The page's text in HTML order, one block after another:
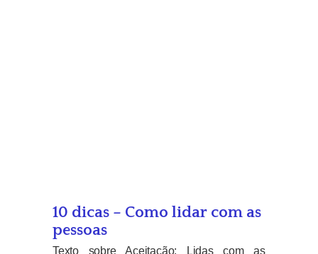
10 dicas – Como lidar com as
pessoas
Texto sobre Aceitação: Lidas com as